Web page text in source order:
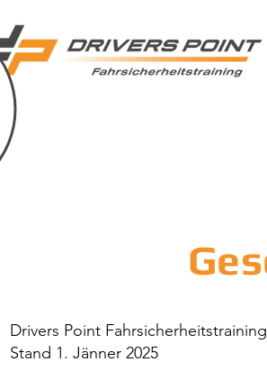
FAHRSICHERHEITSTRAINING
​Drivers Point
Stand 1. Jänner 2025